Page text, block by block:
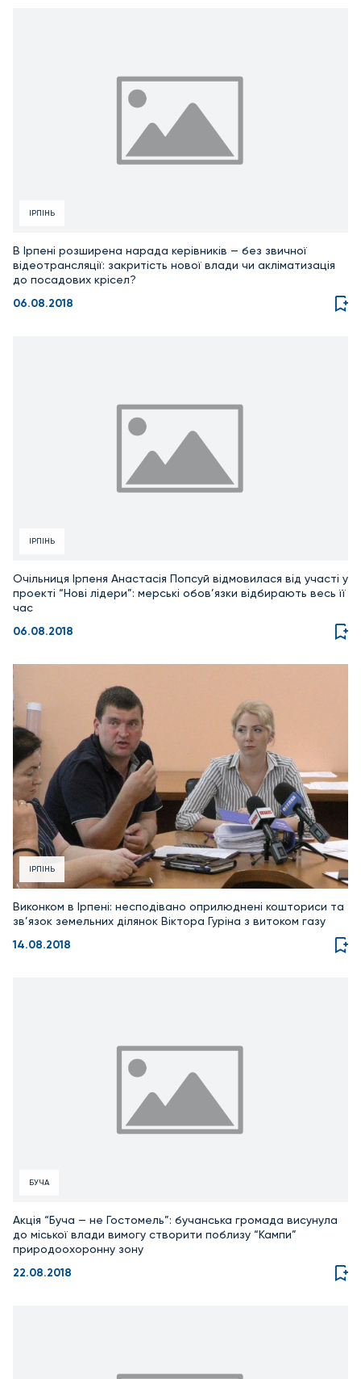
ІРПІНЬ
В Ірпені розширена нарада керівників — без звичної
відеотрансляції: закритість нової влади чи акліматизація
до посадових крісел?
06.08.2018
ІРПІНЬ
Очільниця Ірпеня Анастасія Попсуй відмовилася від участі у
проекті “Нові лідери”: мерські обов’язки відбирають весь її
час
06.08.2018
ІРПІНЬ
Виконком в Ірпені: несподівано оприлюднені кошториси та
зв’язок земельних ділянок Віктора Гуріна з витоком газу
14.08.2018
БУЧА
Акція “Буча — не Гостомель”: бучанська громада висунула
до міської влади вимогу створити поблизу “Кампи”
природоохоронну зону
22.08.2018